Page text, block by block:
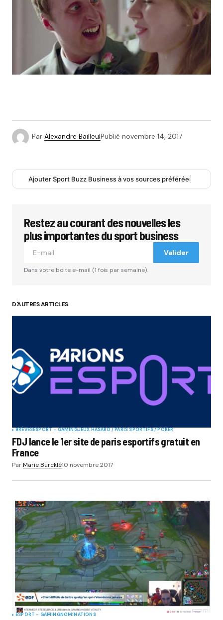
Par Alexandre BailleulPublié novembre 14, 2017
Ajouter Sport Buzz Business à vos sources préférées
Restez au courant des nouvelles les
plus importantes du sport business
Valider
Dans votre boite e-mail (1 fois par semaine).
D'AUTRES ARTICLES
BRÈVESESPORT - GAMINGJEUX HASARD / PARIS SPORTIFS / POKER
FDJ lance le 1er site de paris esportifs gratuit en
France
ParMarie Burcklé10 novembre 2017
ESPORT - GAMINGNOMINATIONS